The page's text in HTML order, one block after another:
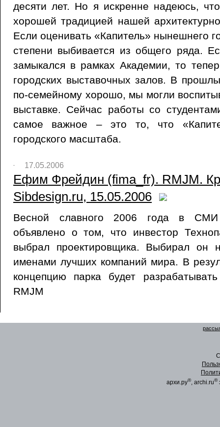
десяти лет. Но я искренне надеюсь,
хорошей традицией нашей
Если оценивать «Капитель» нынешнего
степени выбивается из общего ряда.
замыкался в рамках Академии, то
городских выставочных залов. В
по-семейному хорошо, мы могли
выставке. Сейчас работы со
самое важное – это то, что
городского масштаба.
17.05.2006
Ефим Фрейдин (fima_fr). RMJM.
Sibdesign.ru, 15.05.2006
Весной славного 2006 года в СМИ
объявлено о том, что инвестор
выбрал проектировщика. Выбирал он
именами лучших компаний мира. В
концепцию парка будет
RMJM
архи.ру®, archi.ru®